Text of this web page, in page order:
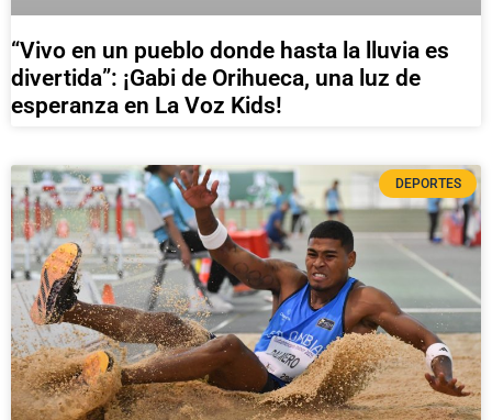
“Vivo en un pueblo donde hasta la lluvia es
divertida”: ¡Gabi de Orihueca, una luz de
esperanza en La Voz Kids!
DEPORTES